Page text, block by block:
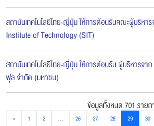
สถาบันเทคโนโลยีไทย-ญี่ปุ่น ให้การต้อนรับคณะผู้บริหา
Institute of Technology (SIT)
สถาบันเทคโนโลยีไทย-ญี่ปุ่น ให้การต้อนรับ ผู้บริหารจา
ฟุล จำกัด (มหาชน)
ข้อมูลทั้งหมด 701 รายก
« 1 2 ... 26 27 28 29 30